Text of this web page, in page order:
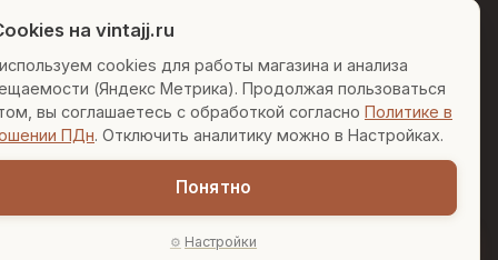
+7 (495) 150-52-26
AI-консультант в Telegram
sales@vintajj.ru
Пн-Пт: 10:00 - 19:00
Согласие на обработку ПДн
на vintajj.ru
cookies для работы магазина и анализа
(Яндекс Метрика). Продолжая пользоваться
вы соглашаетесь с обработкой согласно Политике в
ПДн. Отключить аналитику можно в Настройках.
Понятно
Настройки
Вазы для гостиной
Подарок до 5000₽
Сочетание металлов